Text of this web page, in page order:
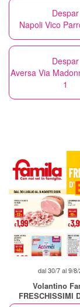
Despar
Napoli Vico
Despar
Aversa Via
1
dal 30/7 al 9/
Volantino
FRESCHISSIMI